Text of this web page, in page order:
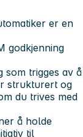
er en
godkjenning
som trigges av å
strukturert og
du trives med
å holde
til